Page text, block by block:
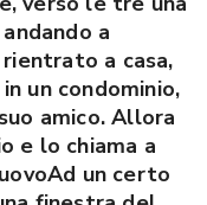
a
a casa,
un condominio,
amico. Allora
e lo chiama a
un certo